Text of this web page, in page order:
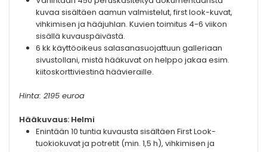
kuvaa sisältäen aamun valmistelut, first look-kuvat,
vihkimisen ja hääjuhlan. Kuvien toimitus 4-6 viikon
sisällä kuvauspäivästä.
6 kk käyttöoikeus salasanasuojattuun galleriaan
sivustollani, mistä hääkuvat on helppo jakaa esim.
kiitoskorttiviestinä häävieraille.
Hinta: 2195 euroa
Hääkuvaus: Helmi
Enintään 10 tuntia kuvausta sisältäen First Look-
tuokiokuvat ja potretit (min. 1,5 h), vihkimisen ja